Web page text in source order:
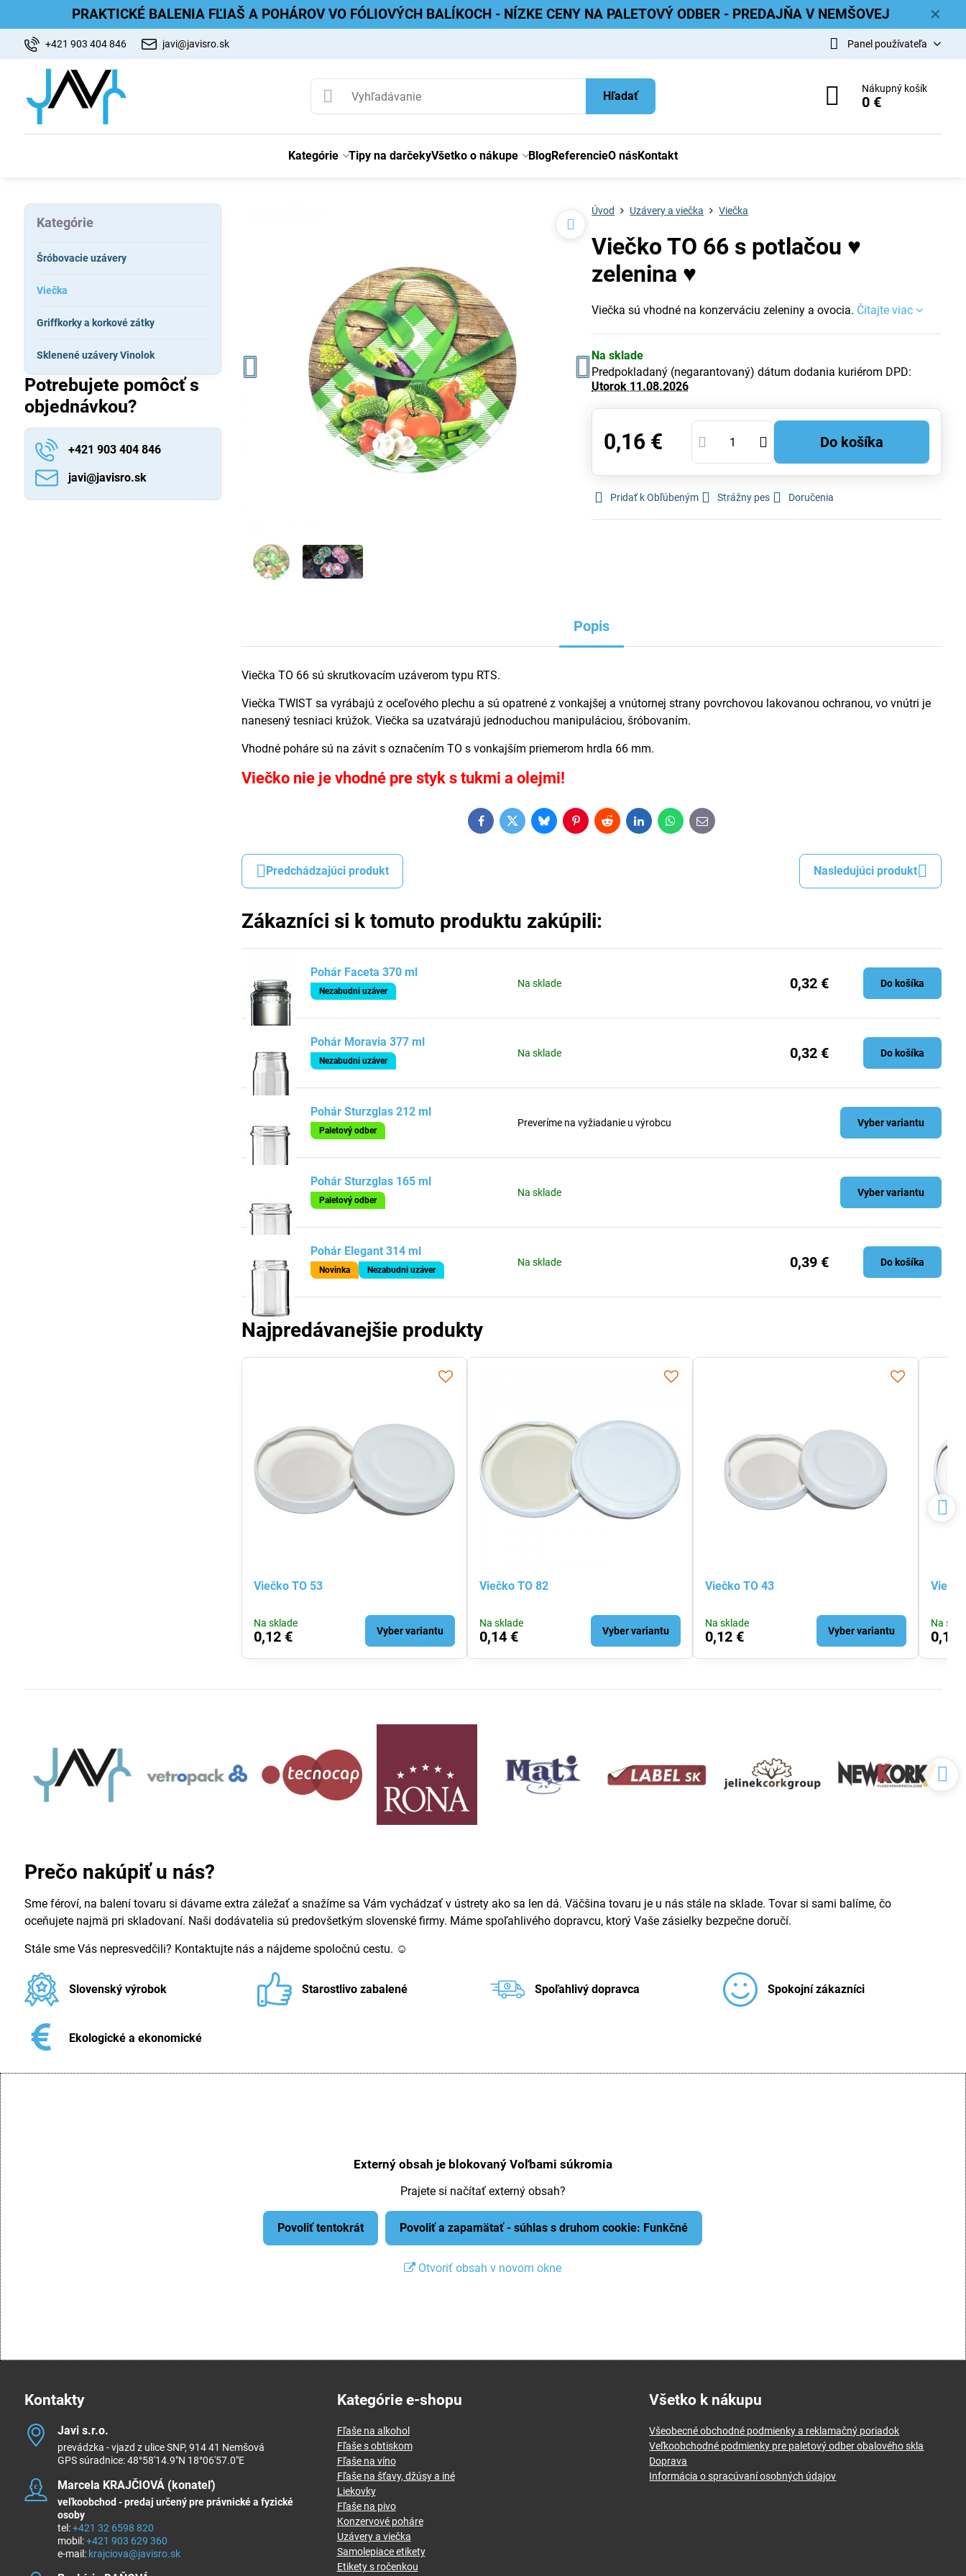
✕
PRAKTICKÉ BALENIA FĽIAŠ A POHÁROV VO FÓLIOVÝCH BALÍKOCH - NÍZKE CENY NA PALETOVÝ ODBER - PREDAJŇA V NEMŠOVEJ
+421 903 404 846 javi@javisro.sk Panel používateľa
Hľadať
Nákupný košík
0 €
Kategórie Tipy na darčekyVšetko o nákupe BlogReferencieO násKontakt
Úvod Uzávery a viečka Viečka
Viečko TO 66 s potlačou ♥
zelenina ♥
Viečka sú vhodné na konzerváciu zeleniny a ovocia. Čítajte viac
Na sklade
Predpokladaný (negarantovaný) dátum dodania kuriérom DPD:
Utorok 11.08.2026
0,16 € Do košíka
Pridať k Obľúbeným Strážny pes Doručenia
Popis
Viečka TO 66 sú skrutkovacím uzáverom typu RTS.
Viečka TWIST sa vyrábajú z oceľového plechu a sú opatrené z vonkajšej a vnútornej strany povrchovou lakovanou ochranou, vo vnútri je
nanesený tesniaci krúžok. Viečka sa uzatvárajú jednoduchou manipuláciou, šróbovaním.
Vhodné poháre sú na závit s označením TO s vonkajším priemerom hrdla 66 mm.
Viečko nie je vhodné pre styk s tukmi a olejmi!
FacebookTwitterBlueskyPinterestRedditLinkedInWhatsApp
E-
mail
Predchádzajúci produkt Nasledujúci produkt
Zákazníci si k tomuto produktu zakúpili:
Pohár Faceta 370 ml
Nezabudni uzáver
Na sklade 0,32 € Do košíka
Pohár Moravia 377 ml
Nezabudni uzáver
Na sklade 0,32 € Do košíka
Pohár Sturzglas 212 ml
Paletový odber
Preveríme na vyžiadanie u výrobcu Vyber variantu
Pohár Sturzglas 165 ml
Paletový odber
Na sklade Vyber variantu
Pohár Elegant 314 ml
Novinka Nezabudni uzáver
Na sklade 0,39 € Do košíka
Najpredávanejšie produkty
Viečko TO 53
Na sklade
0,12 € Vyber variantu
Viečko TO 82
Na sklade
0,14 € Vyber variantu
Viečko TO 43
Na sklade
0,12 € Vyber variantu
Na
0,12
Kategórie
Šróbovacie uzávery
Viečka
Griffkorky a korkové zátky
Sklenené uzávery Vinolok
Potrebujete pomôcť s
objednávkou?
+421 903 404 846
javi​@javisro​.sk
Prečo nakúpiť u nás?
Sme féroví, na balení tovaru si dávame extra záležať a snažíme sa Vám vychádzať v ústrety ako sa len dá. Väčšina tovaru je u nás stále na sklade. Tovar si sami balíme, čo
oceňujete najmä pri skladovaní. Naši dodávatelia sú predovšetkým slovenské firmy. Máme spoľahlivého dopravcu, ktorý Vaše zásielky bezpečne doručí.
Stále sme Vás nepresvedčili? Kontaktujte nás a nájdeme spoločnú cestu. ☺
Slovenský výrobok Starostlivo zabalené Spoľahlivý dopravca Spokojní zákazníci
Ekologické a ekonomické
Externý obsah je blokovaný Voľbami súkromia
Prajete si načítať externý obsah?
Povoliť tentokrát Povoliť a zapamätať - súhlas s druhom cookie: Funkčné
Otvoriť obsah v novom okne
Kontakty
Javi s​.r​.o​.
prevádzka - vjazd z ulice SNP, 914 41 Nemšová
GPS súradnice: 48°58'14.9"N 18°06'57.0"E
Marcela KRAJČIOVÁ (konateľ)
veľkoobchod - predaj určený pre právnické a fyzické
osoby
tel:+421 32 6598 820
mobil:+421 903 629 360
e-mail: krajciova@javisro.sk
Kategórie e-shopu
Fľaše na alkohol
Fľaše s obtiskom
Fľaše na víno
Fľaše na šťavy, džúsy a iné
Liekovky
Fľaše na pivo
Konzervové poháre
Uzávery a viečka
Samolepiace etikety
Etikety s ročenkou
Všetko k nákupu
Všeobecné obchodné podmienky a reklamačný poriadok
Veľkoobchodné podmienky pre paletový odber obalového skla
Doprava
Informácia o spracúvaní osobných údajov